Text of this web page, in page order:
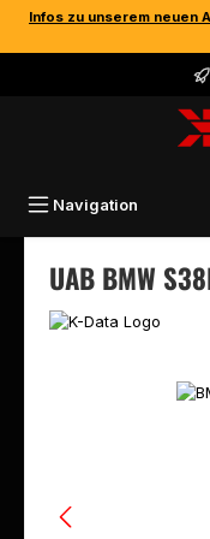
Zum Hauptinhalt springen
Infos zu unserem neuen
Navigation
UAB BMW
Bildergalerie